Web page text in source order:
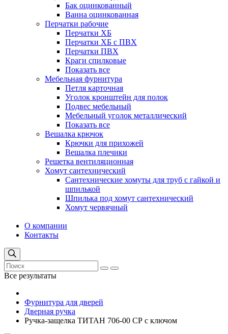
Бак оцинкованный
Ванна оцинкованная
Перчатки рабочие
Перчатки ХБ
Перчатки ХБ с ПВХ
Перчатки ПВХ
Краги спилковые
Показать все
Мебельная фурнитура
Петля карточная
Уголок кронштейн для полок
Подвес мебельный
Мебельный уголок металлический
Показать все
Вешалка крючок
Крючки для прихожей
Вешалка плечики
Решетка вентиляционная
Хомут сантехнический
Сантехнические хомуты для труб с гайкой и
шпилькой
Шпилька под хомут сантехнический
Хомут червячный
О компании
Контакты
Все результаты
Фурнитура для дверей
Дверная ручка
Ручка-защелка ТИТАН 706-00 СР с ключом